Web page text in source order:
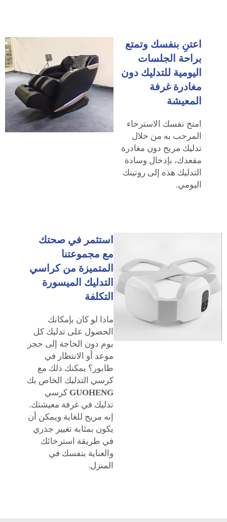
اعتنِ بنفسك وتمتع
براحة الجلسات
اليومية للتدليك دون
مغادرة غرفة
المعيشة
امنح نفسك الاسترخاء
المرحب به من خلال
تدليك مريح دون مغادرة
مقعدك، بإدخال وسادة
التدليك هذه إلى روتينك
اليومي.
استثمر في صحتك
مع مجموعتنا
المتميزة من كراسي
التدليك الميسورة
التكلفة
ماذا لو كان بإمكانك
الحصول على تدليك كل
يوم دون الحاجة إلى حجز
موعد أو الانتظار في
طابور؟ يمكنك ذلك مع
كرسي التدليك الخاص بك
GUOHENG كرسي
تدليك في غرفة معيشتك.
إنه مريح للغاية ويمكن أن
يكون بمثابة تغيير جذري
في طريقة استرخائك
والعناية بنفسك في
المنزل.